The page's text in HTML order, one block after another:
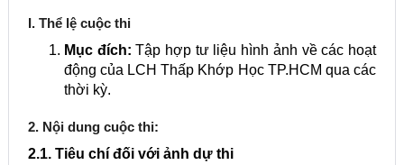
I. Thể lệ cuộc thi
Mục đích:Tập hợp tư liệu hình ảnh về các hoạt
động của LCH Thấp Khớp Học TP.HCM qua các
thời kỳ.
2. Nội dung cuộc thi:
2.1. Tiêu chí đối với ảnh dự thi